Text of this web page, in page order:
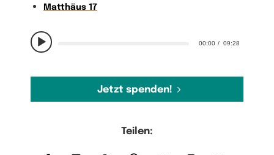
00:00 09:28
Matthäus 17
Jetzt spenden!
Teilen: